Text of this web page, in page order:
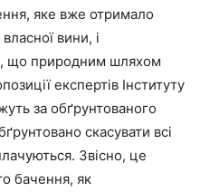
яке вже отримало
вини, і
що природним шляхом
експертів Інституту
за обґрунтованого
скасувати всі
Звісно, це
бачення, як